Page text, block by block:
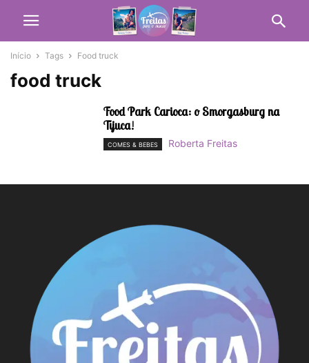
Início Tags Food truck
food truck
Food Park Carioca: o Smorgasburg na
Tijuca!
COMES & BEBES Roberta Freitas